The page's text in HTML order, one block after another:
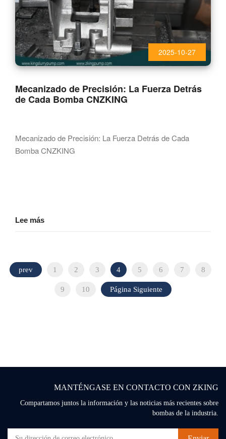
2025-10-27
Mecanizado de Precisión: La Fuerza Detrás
de Cada Bomba CNZKING
Mecanizado de Precisión: La Fuerza Detrás de Cada
Bomba CNZKING
Lee más
prev 1 2 3 4 5 6 7 8
9 10 Página Siguiente
MANTÉNGASE EN CONTACTO CON ZKING
Compartamos juntos la información y las noticias más recientes sobre
bombas de la industria.